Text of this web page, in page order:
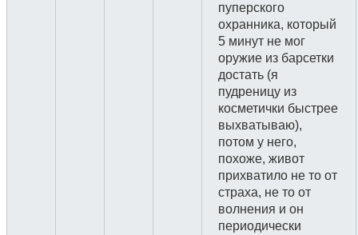
пуперского
охранника, который
5 минут не мог
оружие из барсетки
достать (я
пудреницу из
косметички быстрее
выхватываю),
потом у него,
похоже, живот
прихватило не то от
страха, не то от
волнения и он
периодически